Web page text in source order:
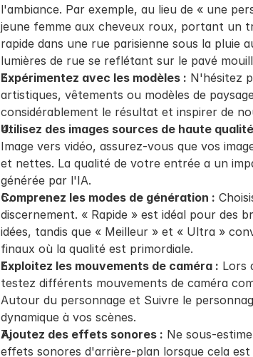
l'ambiance. Par exemple, au lieu de « une
jeune femme aux cheveux roux, portant un
rapide dans une rue parisienne sous la pluie
lumières de rue se reflétant sur le pavé
Expérimentez avec les modèles : N'hésitez
artistiques, vêtements ou modèles de
considérablement le résultat et inspirer de
Utilisez des images sources de haute
Image vers vidéo, assurez-vous que vos
et nettes. La qualité de votre entrée a un
générée par l'IA.
Comprenez les modes de génération :
discernement. « Rapide » est idéal pour des
idées, tandis que « Meilleur » et « Ultra »
finaux où la qualité est primordiale.
Exploitez les mouvements de caméra : Lors
testez différents mouvements de caméra
Autour du personnage et Suivre le
dynamique à vos scènes.
Ajoutez des effets sonores : Ne sous-
effets sonores d'arrière-plan lorsque cela